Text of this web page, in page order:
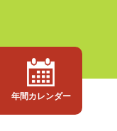
年間カレンダー